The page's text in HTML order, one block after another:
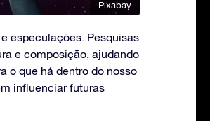
Pixabay
especulações. Pesquisas
e composição, ajudando
o que há dentro do nosso
influenciar futuras